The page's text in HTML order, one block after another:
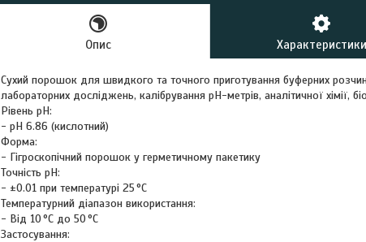
Опис Характеристики
Сухий порошок для швидкого та точного приготування буферних
лабораторних досліджень, калібрування pH-метрів, аналітичної хімії,
Рівень рН:
- pH 6.86 (кислотний)
Форма:
- Гігроскопічний порошок у герметичному пакетику
Точність pH:
- ±0.01 при температурі 25 °C
Температурний діапазон використання:
- Від 10 °C до 50 °C
Застосування: